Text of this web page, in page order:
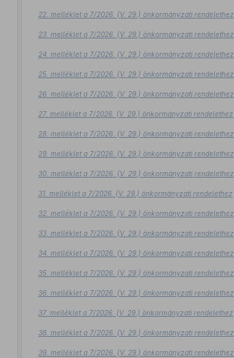
22. melléklet a 7/2026. (V. 29.) önkormányzati rendelethez
23. melléklet a 7/2026. (V. 29.) önkormányzati rendelethez
24. melléklet a 7/2026. (V. 29.) önkormányzati rendelethez
25. melléklet a 7/2026. (V. 29.) önkormányzati rendelethez
26. melléklet a 7/2026. (V. 29.) önkormányzati rendelethez
27. melléklet a 7/2026. (V. 29.) önkormányzati rendelethez
28. melléklet a 7/2026. (V. 29.) önkormányzati rendelethez
29. melléklet a 7/2026. (V. 29.) önkormányzati rendelethez
30. melléklet a 7/2026. (V. 29.) önkormányzati rendelethez
31. melléklet a 7/2026. (V. 29.) önkormányzati rendelethez
32. melléklet a 7/2026. (V. 29.) önkormányzati rendelethez
33. melléklet a 7/2026. (V. 29.) önkormányzati rendelethez
34. melléklet a 7/2026. (V. 29.) önkormányzati rendelethez
35. melléklet a 7/2026. (V. 29.) önkormányzati rendelethez
36. melléklet a 7/2026. (V. 29.) önkormányzati rendelethez
37. melléklet a 7/2026. (V. 29.) önkormányzati rendelethez
38. melléklet a 7/2026. (V. 29.) önkormányzati rendelethez
39. melléklet a 7/2026. (V. 29.) önkormányzati rendelethez